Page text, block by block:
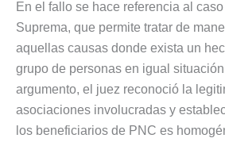
En el fallo se hace referencia al
Suprema, que permite tratar de
aquellas causas donde exista un
grupo de personas en igual
argumento, el juez reconoció la
asociaciones involucradas y
los beneficiarios de PNC es